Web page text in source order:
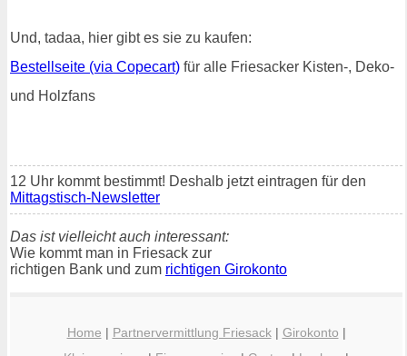
Und, tadaa, hier gibt es sie zu kaufen:
Bestellseite (via Copecart) für alle Friesacker Kisten-, Deko-
und Holzfans
12 Uhr kommt bestimmt! Deshalb jetzt eintragen für den
Mittagstisch-Newsletter
Das ist vielleicht auch interessant:
Wie kommt man in Friesack zur
richtigen Bank und zum richtigen Girokonto
Home | Partnervermittlung Friesack| Girokonto |